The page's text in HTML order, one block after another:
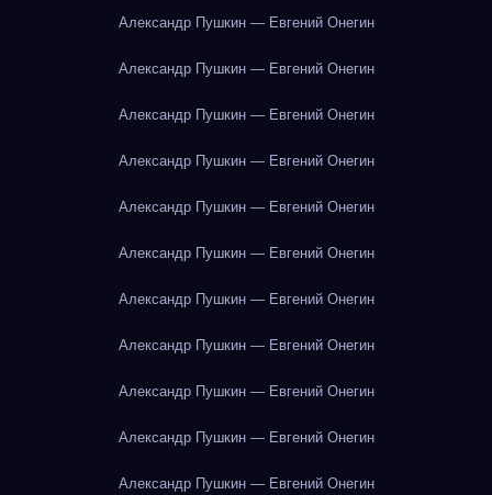
Александр Пушкин — Евгений Онегин
Александр Пушкин — Евгений Онегин
Александр Пушкин — Евгений Онегин
Александр Пушкин — Евгений Онегин
Александр Пушкин — Евгений Онегин
Александр Пушкин — Евгений Онегин
Александр Пушкин — Евгений Онегин
Александр Пушкин — Евгений Онегин
Александр Пушкин — Евгений Онегин
Александр Пушкин — Евгений Онегин
Александр Пушкин — Евгений Онегин